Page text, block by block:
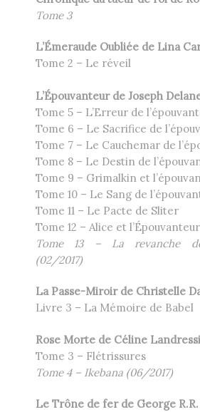
Tome 3
L’Émeraude Oubliée de Lina
Tome 2 – Le réveil
L’Épouvanteur de Joseph
Tome 5 – L’Erreur de
Tome 6 – Le Sacrifice de
Tome 7 – Le Cauchemar de
Tome 8 – Le Destin de
Tome 9 – Grimalkin et
Tome 10 – Le Sang de
Tome 11 – Le Pacte de Sliter
Tome 12 – Alice et l’Épouvanteur
Tome 13 – La revanche de
(02/2017)
La Passe-Miroir de Christelle
Livre 3 – La Mémoire de Babel
Rose Morte de Céline
Tome 3 – Flétrissures
Tome 4 – Ikebana (06/2017)
Le Trône de fer de George